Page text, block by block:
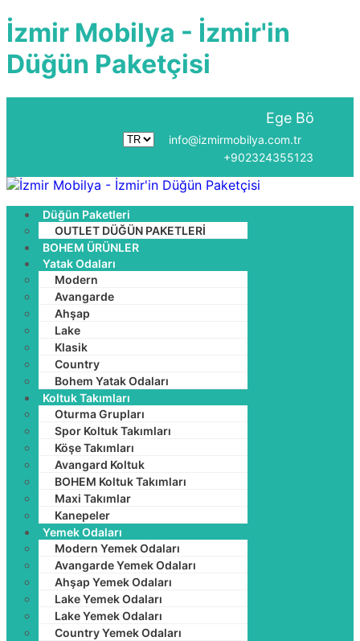
İzmir Mobilya - İzmir'in
Düğün Paketçisi
Ege Bölgesine
info@izmirmobilya.com.tr
+902324355123
Düğün Paketleri
OUTLET DÜĞÜN PAKETLERİ
BOHEM ÜRÜNLER
Yatak Odaları
Modern
Avangarde
Ahşap
Lake
Klasik
Country
Bohem Yatak Odaları
Koltuk Takımları
Oturma Grupları
Spor Koltuk Takımları
Köşe Takımları
Avangard Koltuk
BOHEM Koltuk Takımları
Maxi Takımlar
Kanepeler
Yemek Odaları
Modern Yemek Odaları
Avangarde Yemek Odaları
Ahşap Yemek Odaları
Lake Yemek Odaları
Lake Yemek Odaları
Country Yemek Odaları